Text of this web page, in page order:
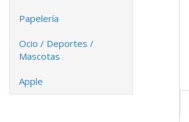
Papelería
Ocio / Deportes /
Mascotas
Apple